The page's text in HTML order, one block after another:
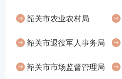
韶关市农业农村局
韶关市退役军人事务局
韶关市市场监督管理局